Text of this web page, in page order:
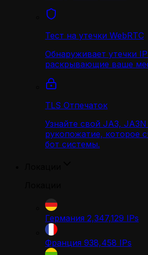
Тест на утечки WebRTC
Обнаруживает утечки
раскрывающие ваше
TLS Отпечаток
Узнайте свой JA3,
рукопожатие, которое
бот системы.
Германия 2,347,129 IPs
Франция 938,458 IPs